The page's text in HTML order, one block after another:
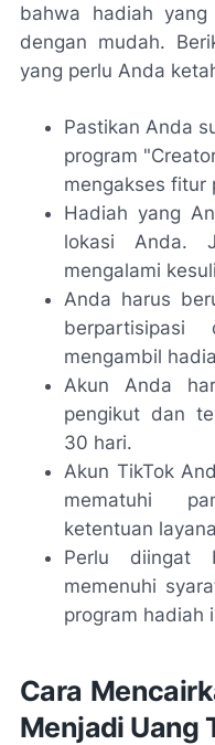
bahwa hadiah
dengan mudah.
yang perlu Anda
Pastikan Anda
program
mengakses fitur
Hadiah yang
lokasi Anda.
mengalami
Anda harus
mengambil
Akun Anda
pengikut dan
30 hari.
Akun TikTok
mematuhi
ketentuan
Perlu diingat
memenuhi
program hadiah
Cara
Menjadi Uang